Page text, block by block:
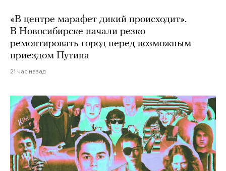
«В центре марафет дикий происходит».
В Новосибирске начали резко
ремонтировать город перед возможным
приездом Путина
21 час назад